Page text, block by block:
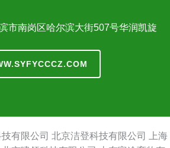
市南岗区哈尔滨大街507号华润凯旋
有限公司 北京洁登科技有限公司
上海